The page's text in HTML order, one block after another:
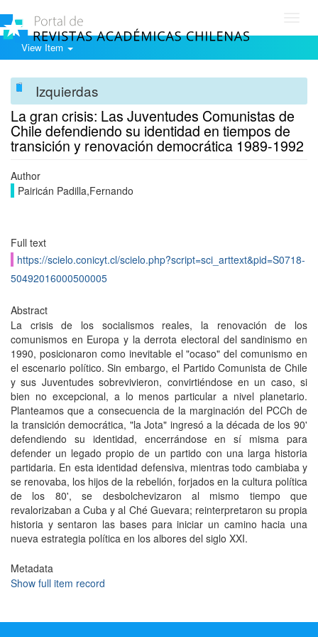
View Item
Izquierdas
La gran crisis: Las Juventudes Comunistas de
Chile defendiendo su identidad en tiempos de
transición y renovación democrática 1989-1992
Author
Pairicán Padilla,Fernando
Full text
https://scielo.conicyt.cl/scielo.php?script=sci_arttext&pid=S0718-
50492016000500005
Abstract
La crisis de los socialismos reales, la renovación de los
comunismos en Europa y la derrota electoral del sandinismo en
1990, posicionaron como inevitable el "ocaso" del comunismo en
el escenario político. Sin embargo, el Partido Comunista de Chile
y sus Juventudes sobrevivieron, convirtiéndose en un caso, si
bien no excepcional, a lo menos particular a nivel planetario.
Planteamos que a consecuencia de la marginación del PCCh de
la transición democrática, "la Jota" ingresó a la década de los 90'
defendiendo su identidad, encerrándose en sí misma para
defender un legado propio de un partido con una larga historia
partidaria. En esta identidad defensiva, mientras todo cambiaba y
se renovaba, los hijos de la rebelión, forjados en la cultura política
de los 80', se desbolchevizaron al mismo tiempo que
revalorizaban a Cuba y al Ché Guevara; reinterpretaron su propia
historia y sentaron las bases para iniciar un camino hacia una
nueva estrategia política en los albores del siglo XXI.
Metadata
Show full item record